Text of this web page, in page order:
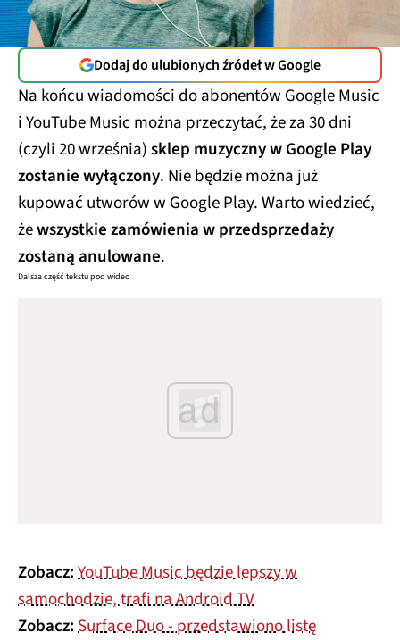
Dodaj do ulubionych źródeł w Google
Na końcu wiadomości do abonentów Google Music
i YouTube Music można przeczytać, że za 30 dni
(czyli 20 września)sklep muzyczny w Google Play
zostanie wyłączony. Nie będzie można już
kupować utworów w Google Play. Warto wiedzieć,
żewszystkie zamówienia w przedsprzedaży
zostaną anulowane.
Dalsza część tekstu pod wideo
ad
Zobacz:YouTube Music będzie lepszy w
samochodzie, trafi na Android TV
Zobacz:Surface Duo - przedstawiono listę